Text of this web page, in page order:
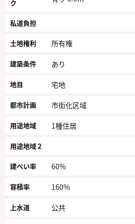
ク
私道負担
土地権利 所有権
建築条件 あり
地目 宅地
都市計画 市街化区域
用途地域 1種住居
用途地域２
建ぺい率 60%
容積率 160%
上水道 公共